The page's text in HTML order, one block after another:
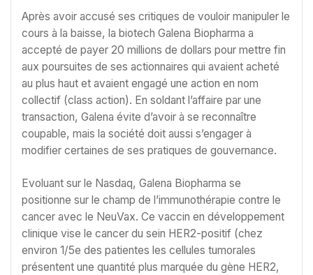
Après avoir accusé ses critiques de vouloir manipuler le
cours à la baisse, la biotech Galena Biopharma a
accepté de payer 20 millions de dollars pour mettre fin
aux poursuites de ses actionnaires qui avaient acheté
au plus haut et avaient engagé une action en nom
collectif (class action). En soldant l’affaire par une
transaction, Galena évite d’avoir à se reconnaître
coupable, mais la société doit aussi s’engager à
modifier certaines de ses pratiques de gouvernance.
Evoluant sur le Nasdaq, Galena Biopharma se
positionne sur le champ de l’immunothérapie contre le
cancer avec le NeuVax. Ce vaccin en développement
clinique vise le cancer du sein HER2-positif (chez
environ 1/5e des patientes les cellules tumorales
présentent une quantité plus marquée du gène HER2,